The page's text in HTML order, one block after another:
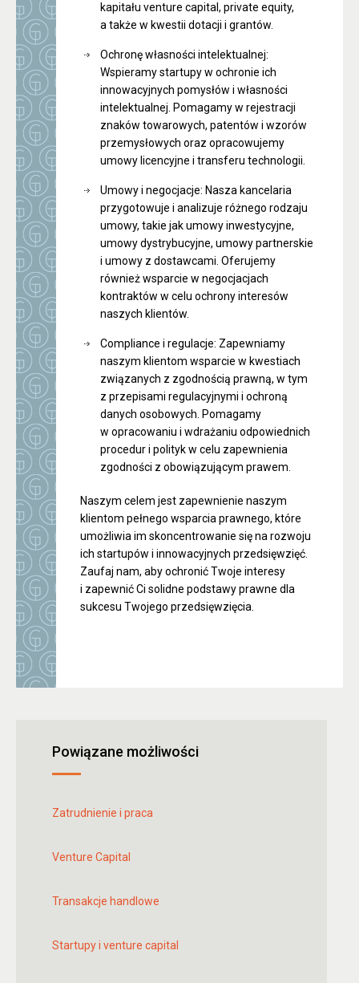
kapitału venture capital, private equity,
a także w kwestii dotacji i grantów.
Ochronę własności intelektualnej:
Wspieramy startupy w ochronie ich
innowacyjnych pomysłów i własności
intelektualnej. Pomagamy w rejestracji
znaków towarowych, patentów i wzorów
przemysłowych oraz opracowujemy
umowy licencyjne i transferu technologii.
Umowy i negocjacje: Nasza kancelaria
przygotowuje i analizuje różnego rodzaju
umowy, takie jak umowy inwestycyjne,
umowy dystrybucyjne, umowy partnerskie
i umowy z dostawcami. Oferujemy
również wsparcie w negocjacjach
kontraktów w celu ochrony interesów
naszych klientów.
Compliance i regulacje: Zapewniamy
naszym klientom wsparcie w kwestiach
związanych z zgodnością prawną, w tym
z przepisami regulacyjnymi i ochroną
danych osobowych. Pomagamy
w opracowaniu i wdrażaniu odpowiednich
procedur i polityk w celu zapewnienia
zgodności z obowiązującym prawem.
Naszym celem jest zapewnienie naszym
klientom pełnego wsparcia prawnego, które
umożliwia im skoncentrowanie się na rozwoju
ich startupów i innowacyjnych przedsięwzięć.
Zaufaj nam, aby ochronić Twoje interesy
i zapewnić Ci solidne podstawy prawne dla
sukcesu Twojego przedsięwzięcia.
Powiązane możliwości
Zatrudnienie i praca
Venture Capital
Transakcje handlowe
Startupy i venture capital